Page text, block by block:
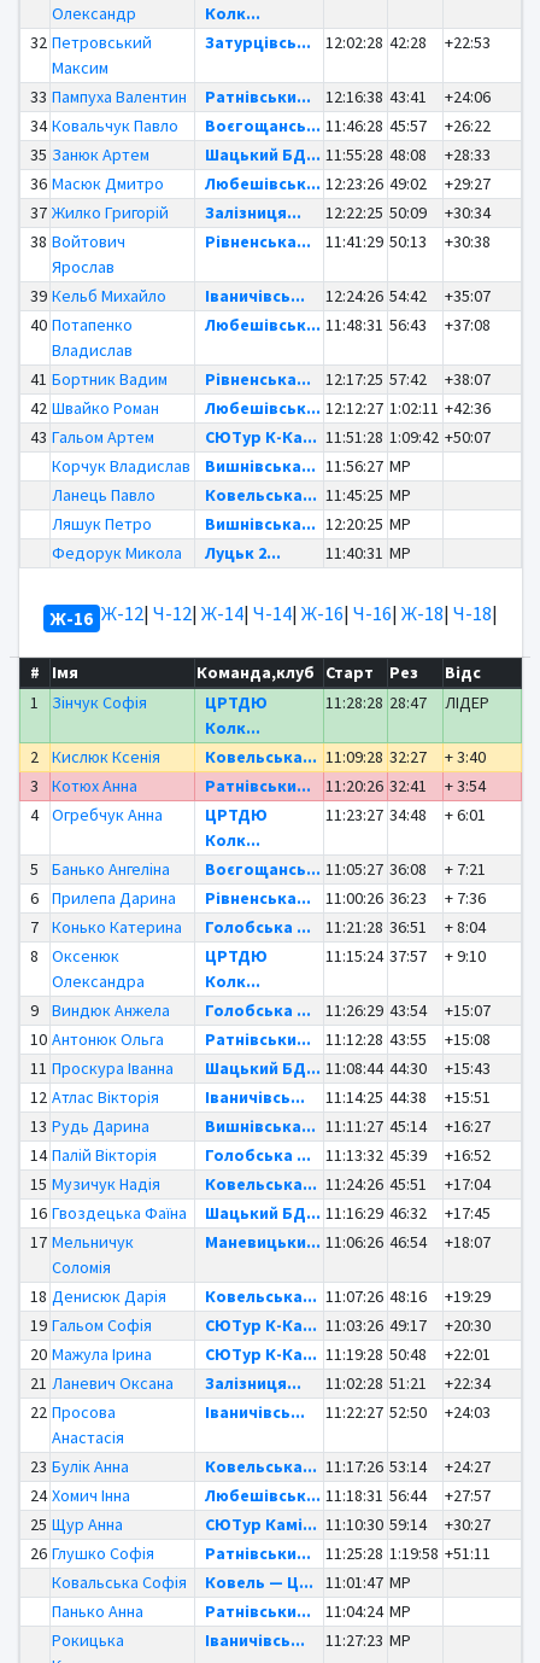
Олександр
Колк...
32 Петровський
Максим
Затурцівсь... 12:02:28 42:28 +22:53
33 Пампуха Валентин Ратнівськи... 12:16:38 43:41
+24:06
34 Ковальчук Павло Воєгощансь... 11:46:28 45:57
+26:22
35 Занюк Артем Шацький БД... 11:55:28 48:08
+28:33
36 Масюк Дмитро Любешівськ... 12:23:26 49:02
+29:27
37 Жилко Григорій Залізниця... 12:22:25 50:09
+30:34
38 Войтович
Ярослав
Рівненська... 11:41:29 50:13 +30:38
39 Кельб Михайло Іваничівсь... 12:24:26 54:42
+35:07
40 Потапенко
Владислав
Любешівськ... 11:48:31 56:43 +37:08
41 Бортник Вадим Рівненська... 12:17:25 57:42
+38:07
42 Швайко Роман Любешівськ... 12:12:27 1:02:11 +42:36
43 Гальом Артем СЮТур К-Ка... 11:51:28 1:09:42 +50:07
Корчук Владислав
Вишнівська... 11:56:27 MP
Ланець Павло
Ковельська... 11:45:25 MP
Ляшук Петро
Вишнівська... 12:20:25 MP
Федорук Микола
Луцьк 2... 11:40:31 MP
Ж-16 Ж-12| Ч-12| Ж-14| Ч-14| Ж-16| Ч-16| Ж-18| Ч-18|
# Імя Команда,клуб Старт Рез
Відс
1
Зінчук Софія
ЦРТДЮ
Колк...
11:28:28 28:47 ЛІДЕР
2 Кислюк Ксенія Ковельська... 11:09:28 32:27
+ 3:40
3
Котюх Анна Ратнівськи... 11:20:26 32:41
+ 3:54
4
Огребчук Анна
ЦРТДЮ
Колк...
11:23:27 34:48 + 6:01
5 Банько Ангеліна Воєгощансь... 11:05:27 36:08
+ 7:21
6
Прилепа Дарина Рівненська... 11:00:26 36:23
+ 7:36
7
Конько Катерина Голобська ... 11:21:28 36:51
+ 8:04
8
Оксенюк
Олександра
ЦРТДЮ
Колк...
11:15:24 37:57 + 9:10
9 Виндюк Анжела Голобська ... 11:26:29 43:54
+15:07
10 Антонюк Ольга Ратнівськи... 11:12:28 43:55
+15:08
11 Проскура Іванна Шацький БД... 11:08:44 44:30
+15:43
12 Атлас Вікторія Іваничівсь... 11:14:25 44:38
+15:51
13 Рудь Дарина Вишнівська... 11:11:27 45:14
+16:27
14 Палій Вікторія Голобська ... 11:13:32 45:39
+16:52
15 Музичук Надія Ковельська... 11:24:26 45:51
+17:04
16 Гвоздецька Фаїна Шацький БД... 11:16:29 46:32
+17:45
17 Мельничук
Соломія
Маневицьки... 11:06:26 46:54 +18:07
18 Денисюк Дарія Ковельська... 11:07:26 48:16
+19:29
19 Гальом Софія СЮТур К-Ка... 11:03:26 49:17
+20:30
20 Мажула Ірина СЮТур К-Ка... 11:19:28 50:48
+22:01
21 Ланевич Оксана Залізниця... 11:02:28 51:21
+22:34
22 Просова
Анастасія
Іваничівсь... 11:22:27 52:50 +24:03
23 Булік Анна Ковельська... 11:17:26 53:14
+24:27
24 Хомич Інна Любешівськ... 11:18:31 56:44
+27:57
25 Щур Анна СЮТур Камі... 11:10:30 59:14
+30:27
26 Глушко Софія Ратнівськи... 11:25:28 1:19:58 +51:11
Ковальська Софія
Ковель — Ц... 11:01:47 MP
Панько Анна
Ратнівськи... 11:04:24 MP
Рокицька
Іваничівсь... 11:27:23 MP